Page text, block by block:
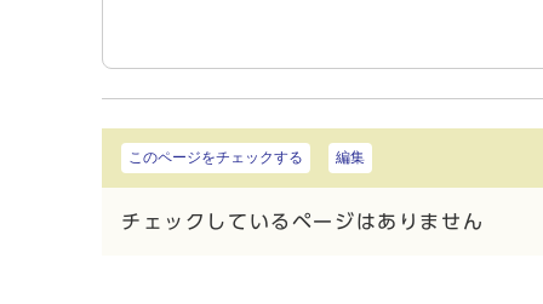
このページをチェックする 編集
チェックしているページはありません